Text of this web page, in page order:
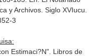
y Archivos. Siglo XVIucu
3
Estimaci?N". Libros de